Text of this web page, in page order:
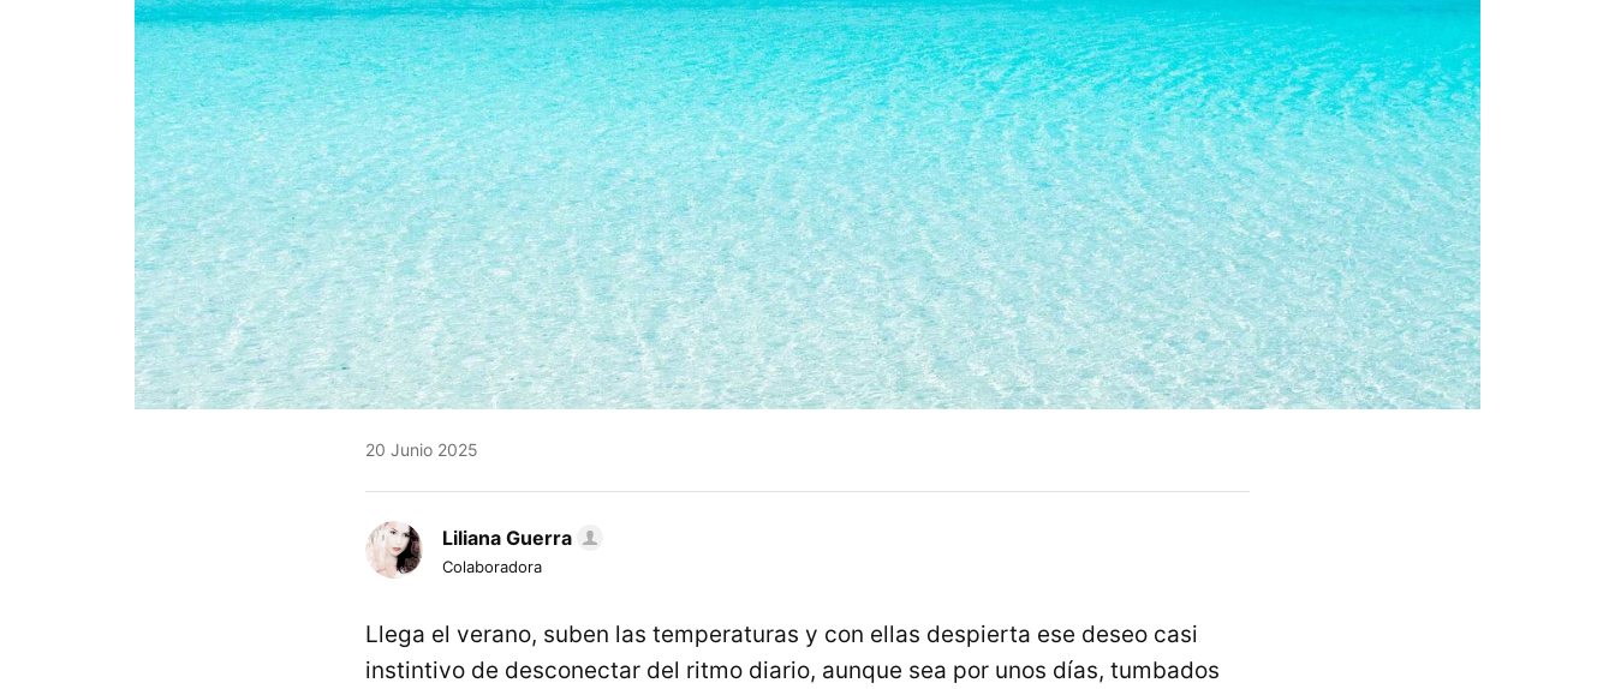
20 Junio 2025
Liliana Guerra
Colaboradora
Llega el verano, suben las temperaturas y con ellas despierta ese deseo casi
instintivo de desconectar del ritmo diario, aunque sea por unos días, tumbados